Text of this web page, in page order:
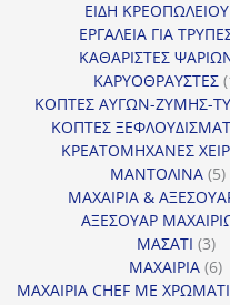
ΕΙΔΗ ΚΡΕΟΠΩΛΕΙΟΥ
ΕΡΓΑΛΕΙΑ ΓΙΑ
ΚΑΘΑΡΙΣΤΕΣ
ΚΑΡΥΟΘΡΑΥΣΤΕΣ
ΚΟΠΤΕΣ ΑΥΓΩΝ-ΖΥΜΗΣ-
ΚΟΠΤΕΣ
ΚΡΕΑΤΟΜΗΧΑΝΕΣ
ΜΑΝΤΟΛΙΝΑ 55
ΜΑΧΑΙΡΙΑ &
ΑΞΕΣΟΥΑΡ
ΜΑΣΑΤΙ 33
ΜΑΧΑΙΡΙΑ 66
ΜΑΧΑΙΡΙΑ CHEF ΜΕ